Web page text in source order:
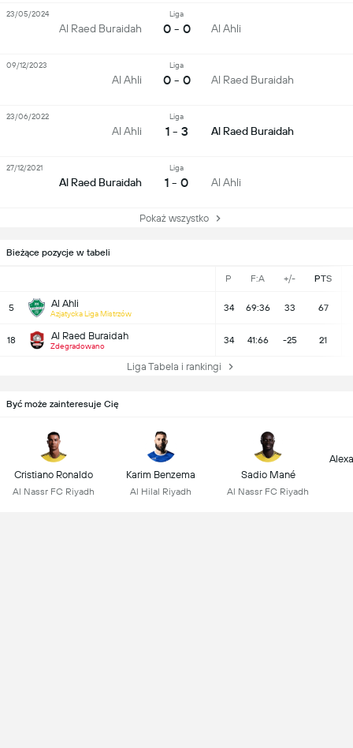
Bieżące pozycje w tabeli
P F:A +/- PTS
5 Al Ahli
Azjatycka Liga Mistrzów
34 69:36 33 67
18 Al Raed Buraidah
Zdegradowano
34 41:66 -25 21
Liga Tabela i rankingi
Al Raed Buraidah
Liga
0 - 0 Al Ahli
23/05/2024
Al Ahli
Liga
0 - 0 Al Raed Buraidah
09/12/2023
Al Ahli
Liga
1 - 3 Al Raed Buraidah
23/06/2022
Al Raed Buraidah
Liga
1 - 0 Al Ahli
27/12/2021
Pokaż wszystko
Być może zainteresuje Cię
Cristiano Ronaldo
Al Nassr FC Riyadh
Karim Benzema
Al Hilal Riyadh
Sadio Mané
Al Nassr FC Riyadh